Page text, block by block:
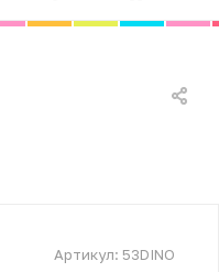
Артикул: 53DINO